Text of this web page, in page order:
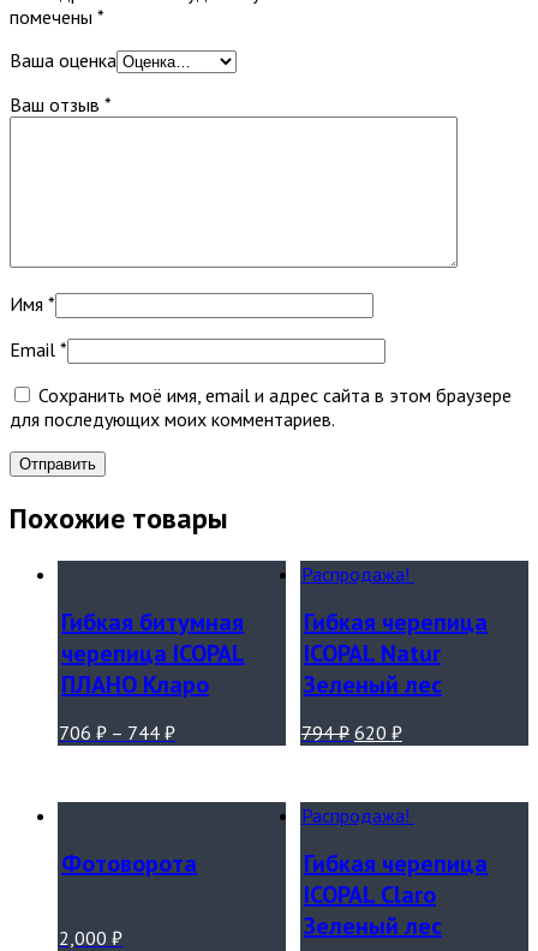
помечены *
Ваша оценка
Ваш отзыв *
Имя *
Email *
Сохранить моё имя, email и адрес сайта в этом браузере
для последующих моих комментариев.
Похожие товары
Гибкая битумная
черепица ICOPAL
ПЛАНО Кларо
706 ₽ – 744 ₽
Распродажа!
Гибкая черепица
ICOPAL Natur
Зеленый лес
794₽ 620 ₽
Фотоворота
2,000 ₽
Распродажа!
Гибкая черепица
ICOPAL Claro
Зеленый лес